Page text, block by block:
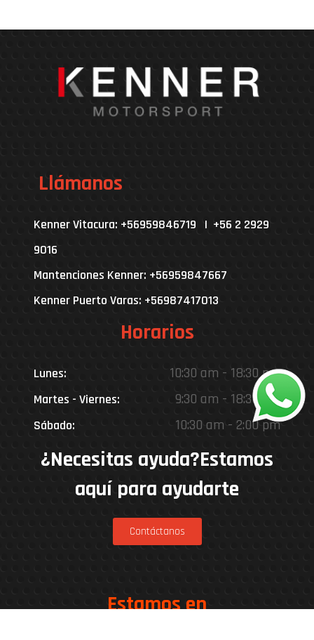
Llámanos
Kenner Vitacura: +56959846719 | +56 2 2929
9016
Mantenciones Kenner: +56959847667
Kenner Puerto Varas: +56987417013
Horarios
Lunes: 10:30 am - 18:30 pm
Martes - Viernes: 9:30 am - 18:30 pm
Sábado: 10:30 am - 2:00 pm
¿Necesitas ayuda?Estamos
aquí para ayudarte
Contáctanos
Estamos en